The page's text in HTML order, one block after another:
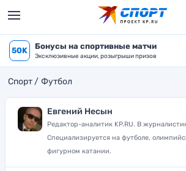
50K Бонусы на спортивные матчи
Эксклюзивные акции, розыгрыши призов
Спорт Футбол
Евгений Несын
Редактор-аналитик KP.RU. В
Специализируется на футболе,
фигурном катании.